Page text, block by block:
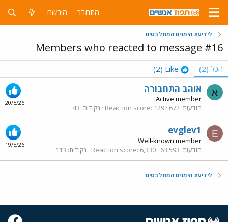
התחבר הירשם
לידיעת הימנים המתלבטים
Members who reacted to message #16
הכל (2)
Like
(2)
א
20/5/26
אוהב התחבורה
Active member
הודעות 672
Reaction score 129 נקודות 43
E
19/5/26
evglev1
Well-known member
הודעות 63,593
Reaction score 6,330 נקודות 113
לידיעת הימנים המתלבטים